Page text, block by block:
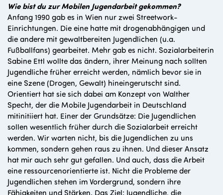
Wie bist du zur Mobilen Jugendarbeit gekommen?
Anfang 1990 gab es in Wien nur zwei Streetwork-
Einrichtungen. Die eine hatte mit drogenabhängigen und
die andere mit gewaltbereiten Jugendlichen (u.a.
Fußballfans) gearbeitet. Mehr gab es nicht. Sozialarbeiterin
Sabine Ettl wollte das ändern, ihrer Meinung nach sollten
Jugendliche früher erreicht werden, nämlich bevor sie in
eine Szene (Drogen, Gewalt) hineingerutscht sind.
Orientiert hat sie sich dabei am Konzept von Walther
Specht, der die Mobile Jugendarbeit in Deutschland
mitinitiiert hat. Einer der Grundsätze: Die Jugendlichen
sollen wesentlich früher durch die Sozialarbeit erreicht
werden. Wir warten nicht, bis die Jugendlichen zu uns
kommen, sondern gehen raus zu ihnen. Und dieser Ansatz
hat mir auch sehr gut gefallen. Und auch, dass die Arbeit
eine ressourcenorientierte ist. Nicht die Probleme der
Jugendlichen stehen im Vordergrund, sondern ihre
Fähigkeiten und Stärken. Das Ziel: Jugendliche, die